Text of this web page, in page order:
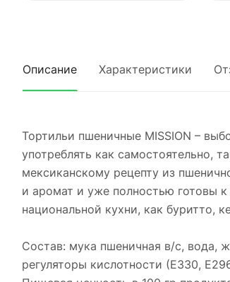
Описание Характеристики
Тортильи пшеничные MISSION –
употреблять как самостоятельно,
мексиканскому рецепту из
и аромат и уже полностью готовы
национальной кухни, как буритто,
Состав: мука пшеничная в/с, вода,
регуляторы кислотности (Е330,